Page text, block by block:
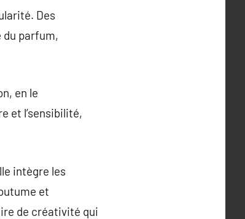
Des
du parfum,
en le
et l’sensibilité,
intègre les
et
de créativité qui